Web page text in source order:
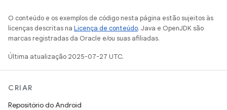
O conteúdo e os exemplos de código nesta página estão sujeitos às
licenças descritas na Licença de conteúdo. Java e OpenJDK são
marcas registradas da Oracle e/ou suas afiliadas.
Última atualização 2025-07-27 UTC.
CRIAR
Repositório do Android